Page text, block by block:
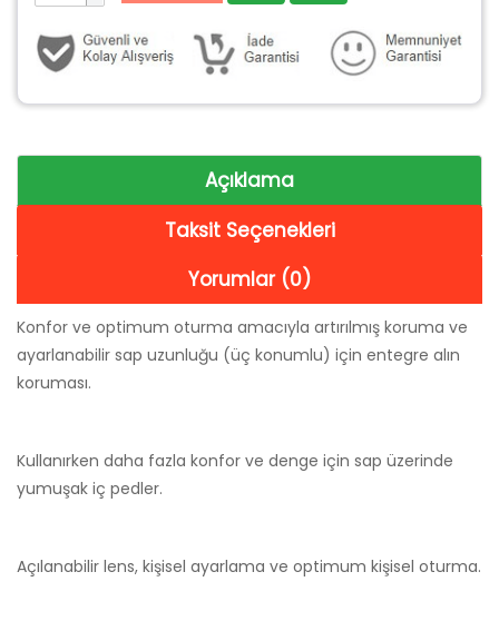
Açıklama
Taksit Seçenekleri
Yorumlar (0)
Konfor ve optimum oturma amacıyla artırılmış koruma ve
ayarlanabilir sap uzunluğu (üç konumlu) için entegre alın
koruması.
Kullanırken daha fazla konfor ve denge için sap üzerinde
yumuşak iç pedler.
Açılanabilir lens, kişisel ayarlama ve optimum kişisel oturma.